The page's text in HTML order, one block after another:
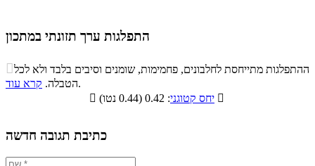
התפלגות ערך תזונתי במתכון
התפלגות ערך תזונתי במתכון
סיבים
תזונתיים
שומנים חלבונים
6.3% 62.5%
ההתפלגות מתייחסת לחלבונים, פחמימות, שומנים וסיבים בלבד ולא לכל
הטבלה. קרא עוד
.

יחס קטוגני 
כתיבת תגובה חדשה